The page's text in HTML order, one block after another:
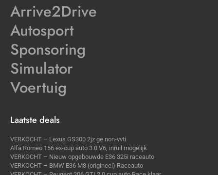
Arrive2Drive
Autosport
Sponsoring
Simulator
Voertuig
Laatste deals
VERKOCHT – Lexus GS300 2jz ge non-vvti
Alfa Romeo 156 ex-cup auto 3.0 V6, inruil mogelijk
VERKOCHT – Nieuw opgebouwde E36 325i raceauto
VERKOCHT – BMW E36 M3 (origineel) Raceauto